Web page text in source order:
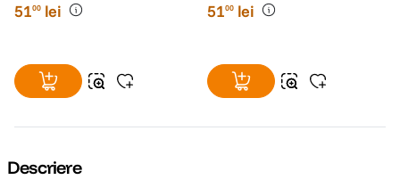
5100 lei 5100 lei
Descriere